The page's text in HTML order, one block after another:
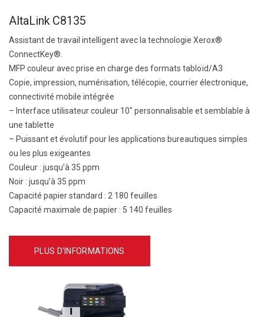
AltaLink C8135
Assistant de travail intelligent avec la technologie Xerox®
ConnectKey®.
MFP couleur avec prise en charge des formats tabloïd/A3
Copie, impression, numérisation, télécopie, courrier électronique,
connectivité mobile intégrée
– Interface utilisateur couleur 10″ personnalisable et semblable à
une tablette
– Puissant et évolutif pour les applications bureautiques simples
ou les plus exigeantes
Couleur : jusqu’à 35 ppm
Noir : jusqu’à 35 ppm
Capacité papier standard : 2 180 feuilles
Capacité maximale de papier : 5 140 feuilles
PLUS D'INFORMATIONS